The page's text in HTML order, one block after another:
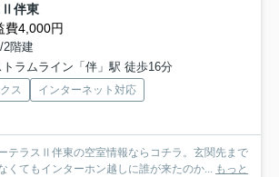
Ⅱ伴東
費4,000円
2階建
ラムライン「伴」駅 徒歩16分
ス
インターネット対応
テラスⅡ伴東の空室情報ならコチラ。玄関先まで
くてもインターホン越しに誰が来たのか... もっと